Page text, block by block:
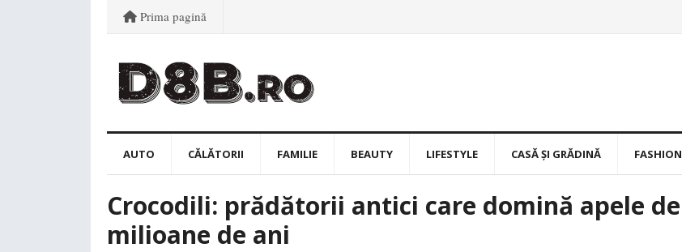
Prima pagină
AUTO CĂLĂTORII FAMILIE BEAUTY LIFESTYLE CASĂ ȘI GRĂDINĂ FASHION
Crocodili: prădătorii antici care domină apele de
milioane de ani